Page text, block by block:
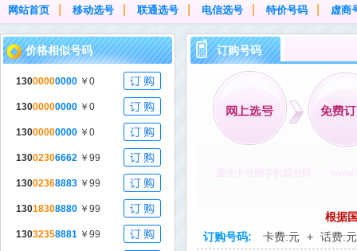
网站首页 移动选号 联通选号 电信选号 特价号码 虚商
价格相似号码
13000000000 ￥0
13000000000 ￥0
13000000000 ￥0
13002306662 ￥99
13002368883 ￥99
13018308880 ￥99
13032358881 ￥99
订购号码
根据
订购号码:
卡费:元 + 话费:元